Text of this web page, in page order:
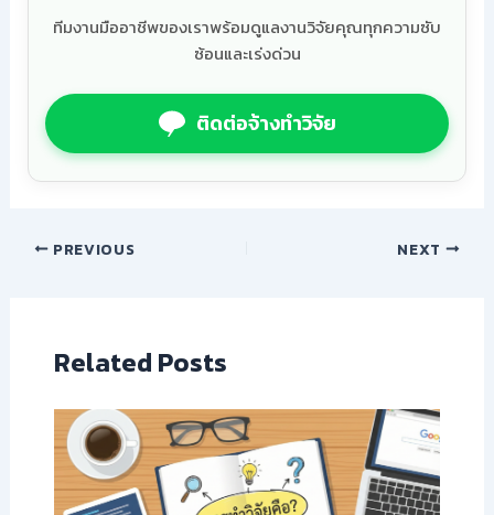
ทีมงานมืออาชีพของเราพร้อมดูแลงานวิจัยคุณทุกความซับ
ซ้อนและเร่งด่วน
ติดต่อจ้างทำวิจัย
PREVIOUS NEXT
Related Posts